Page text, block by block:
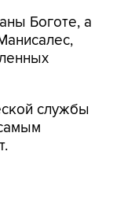
Боготе, а
службы